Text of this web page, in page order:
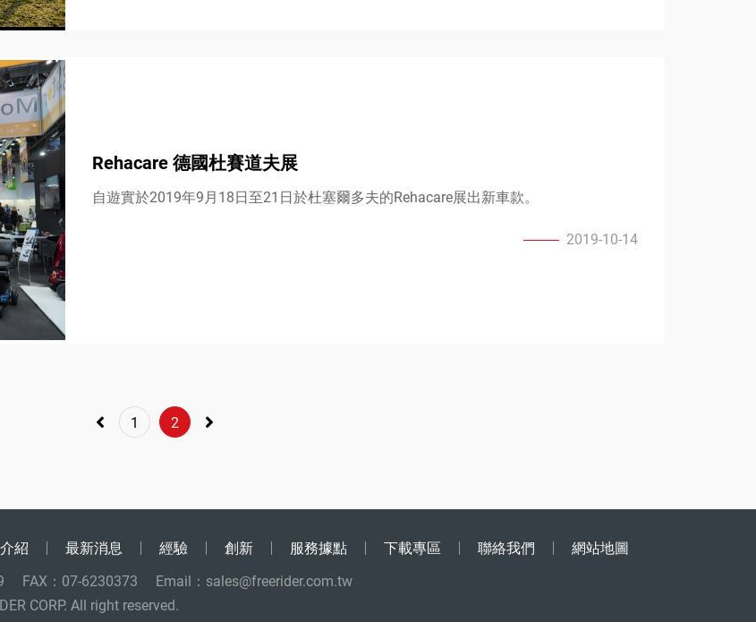
Rehacare 德國杜賽道夫展
自遊實於2019年9月18日至21日於杜塞爾多夫的Rehacare展出新車款。
2019-10-14
1 2
紹 最新消息 經驗 創新 服務據點 下載專區 聯絡我們
網站地圖
FAX：07-6230373 Email： sales@freerider.com.tw
CORP. All right reserved.